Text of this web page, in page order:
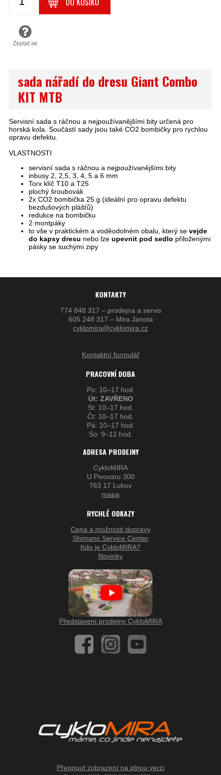
Zeptat se
sada nářadí do dresu Giant Combo
KIT MTB
Servisní sada s ráčnou a nejpoužívanějšími bity určená pro
horská kola. Součástí sady jsou také CO2 bombičky pro rychlou
opravu defektu.
VLASTNOSTI
servisní sada s ráčnou a nejpoužívanějšími bity
inbusy 2, 2,5, 3, 4, 5 a 6 mm
Torx klíč T10 a T25
plochý šroubovák
2x CO2 bombička 25 g (ideální pro opravu defektu
bezdušových plášťů)
redukce na bombičku
2 montpáky
to vše v praktickém a voděodolném obalu, který se vejde
do kapsy dresu nebo lze upevnit pod sedlo přiloženými
pásky se suchými zipy
KONTAKTY
774 848 317 – prodejna a servis
605 248 317 – Mira Janota
cyklomira@cyklomira.cz
Kontaktní formulář
PRACOVNÍ DOBA
Po: 10–17 hod.
Út: ZAVŘENO
St: 10–17 hod.
Čt: 10–17 hod.
Pá: 10–17 hod.
So: 9–12 hod.
ADRESA PRODEJNY
CykloMIRA
U Pivovaru 300
763 17 Lukov
mapa
RYCHLÉ ODKAZY
Cena a možnosti dopravy
Shimano Service Center
Kdo je CykloMIRA?
Novinky
Představení prodejny CykloMIRA
Přepnout zobrazení na plnou verzi